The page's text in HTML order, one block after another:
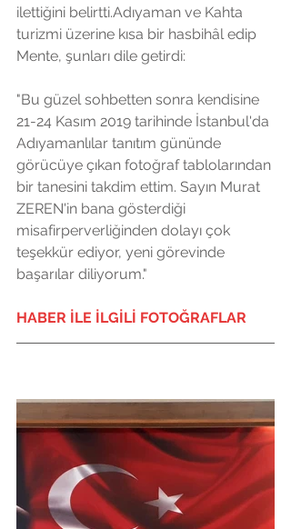
ilettiğini belirtti.Adıyaman ve Kahta
turizmi üzerine kısa bir hasbihâl edip
Mente, şunları dile getirdi:
"Bu güzel sohbetten sonra kendisine
21-24 Kasım 2019 tarihinde İstanbul'da
Adıyamanlılar tanıtım gününde
görücüye çıkan fotoğraf tablolarından
bir tanesini takdim ettim. Sayın Murat
ZEREN'in bana gösterdiği
misafirperverliğinden dolayı çok
teşekkür ediyor, yeni görevinde
başarılar diliyorum."
HABER İLE İLGİLİ FOTOĞRAFLAR